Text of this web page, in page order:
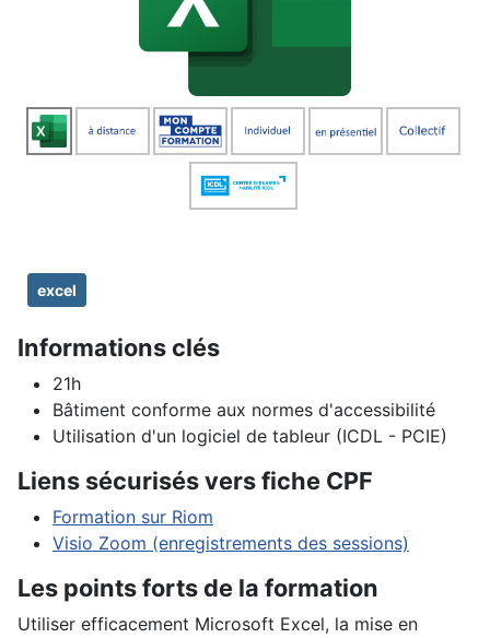
excel
Informations clés
21h
Bâtiment conforme aux normes d'accessibilité
Utilisation d'un logiciel de tableur (ICDL - PCIE)
Liens sécurisés vers fiche CPF
Formation sur Riom
Visio Zoom (enregistrements des sessions)
Les points forts de la formation
Utiliser efficacement Microsoft Excel, la mise en